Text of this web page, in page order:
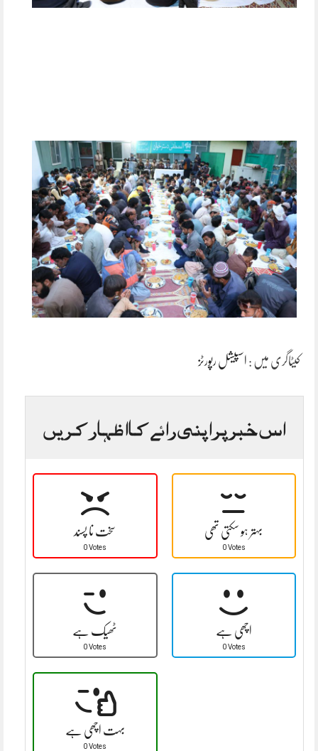
کیٹاگری میں : اسپیشل رپورٹز
اس خبر پر اپنی رائے کا اظہار کریں
سخت نا پسند
0 Votes
بہتر ہو سکتی تھی
0 Votes
ٹھیک ہے
0 Votes
اچھی ہے
0 Votes
بہت اچھی ہے
0 Votes